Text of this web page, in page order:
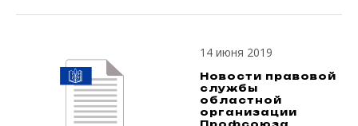
14 июня 2019
Новости правовой
службы
областной
организации